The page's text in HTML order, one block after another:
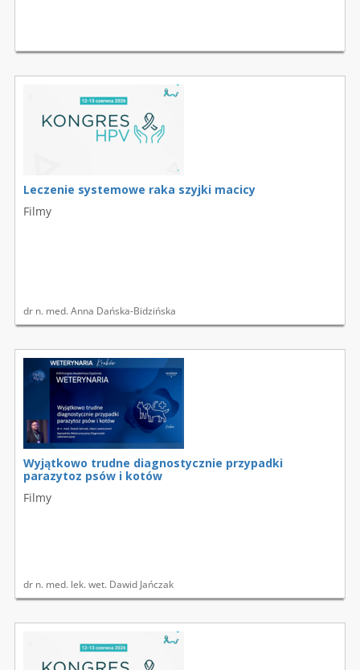
Leczenie systemowe raka szyjki macicy
Filmy
dr n. med. Anna Dańska-Bidzińska
Wyjątkowo trudne diagnostycznie przypadki
parazytoz psów i kotów
Filmy
dr n. med. lek. wet. Dawid Jańczak